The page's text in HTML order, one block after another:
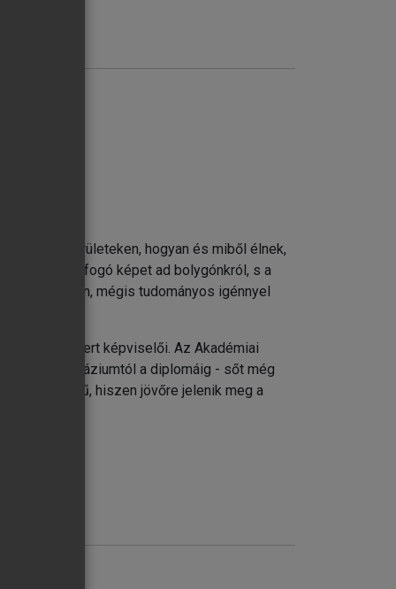
laknak e területeken, hogyan és miből élnek,
teljes, átfogó képet ad bolygónkról, s a
érthetően, mégis tudományos igénnyel
is elismert képviselői. Az Akadémiai
a gimnáziumtól a diplomáig - sőt még
mű, hiszen jövőre jelenik meg a